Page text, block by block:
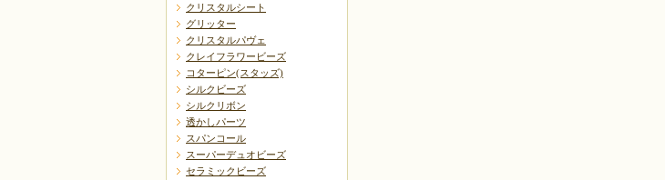
クリスタルシート
グリッター
クリスタルパヴェ
クレイフラワービーズ
コターピン(スタッズ)
シルクビーズ
シルクリボン
透かしパーツ
スパンコール
スーパーデュオビーズ
セラミックビーズ